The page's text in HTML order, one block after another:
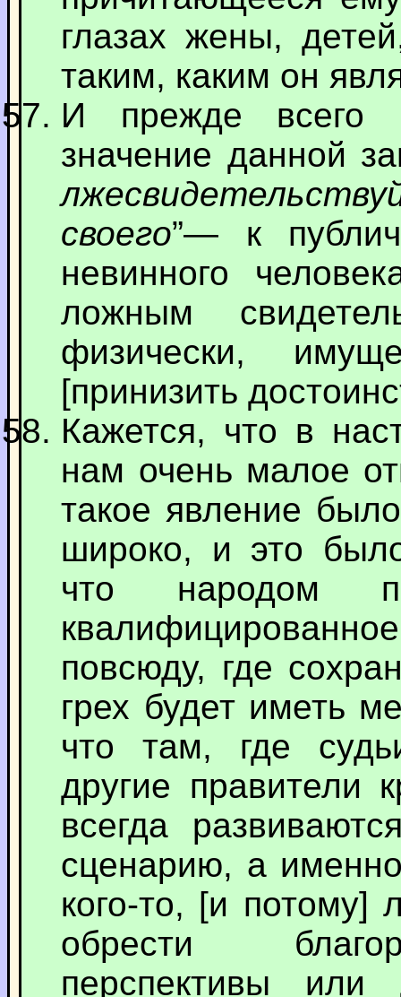
глазах жены,
таким, каким он
И прежде всего
значение данной
своего”— к
невинного
ложным
физически,
[принизить
Кажется, что в
нам очень малое
такое явление
широко, и это
что народом
повсюду, где
грех будет иметь
что там, где
другие правители
всегда
сценарию, а
кого-то, [и потому]
обрести
перспективы